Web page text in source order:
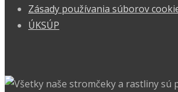
Zásady používania súborov
ÚKSÚP